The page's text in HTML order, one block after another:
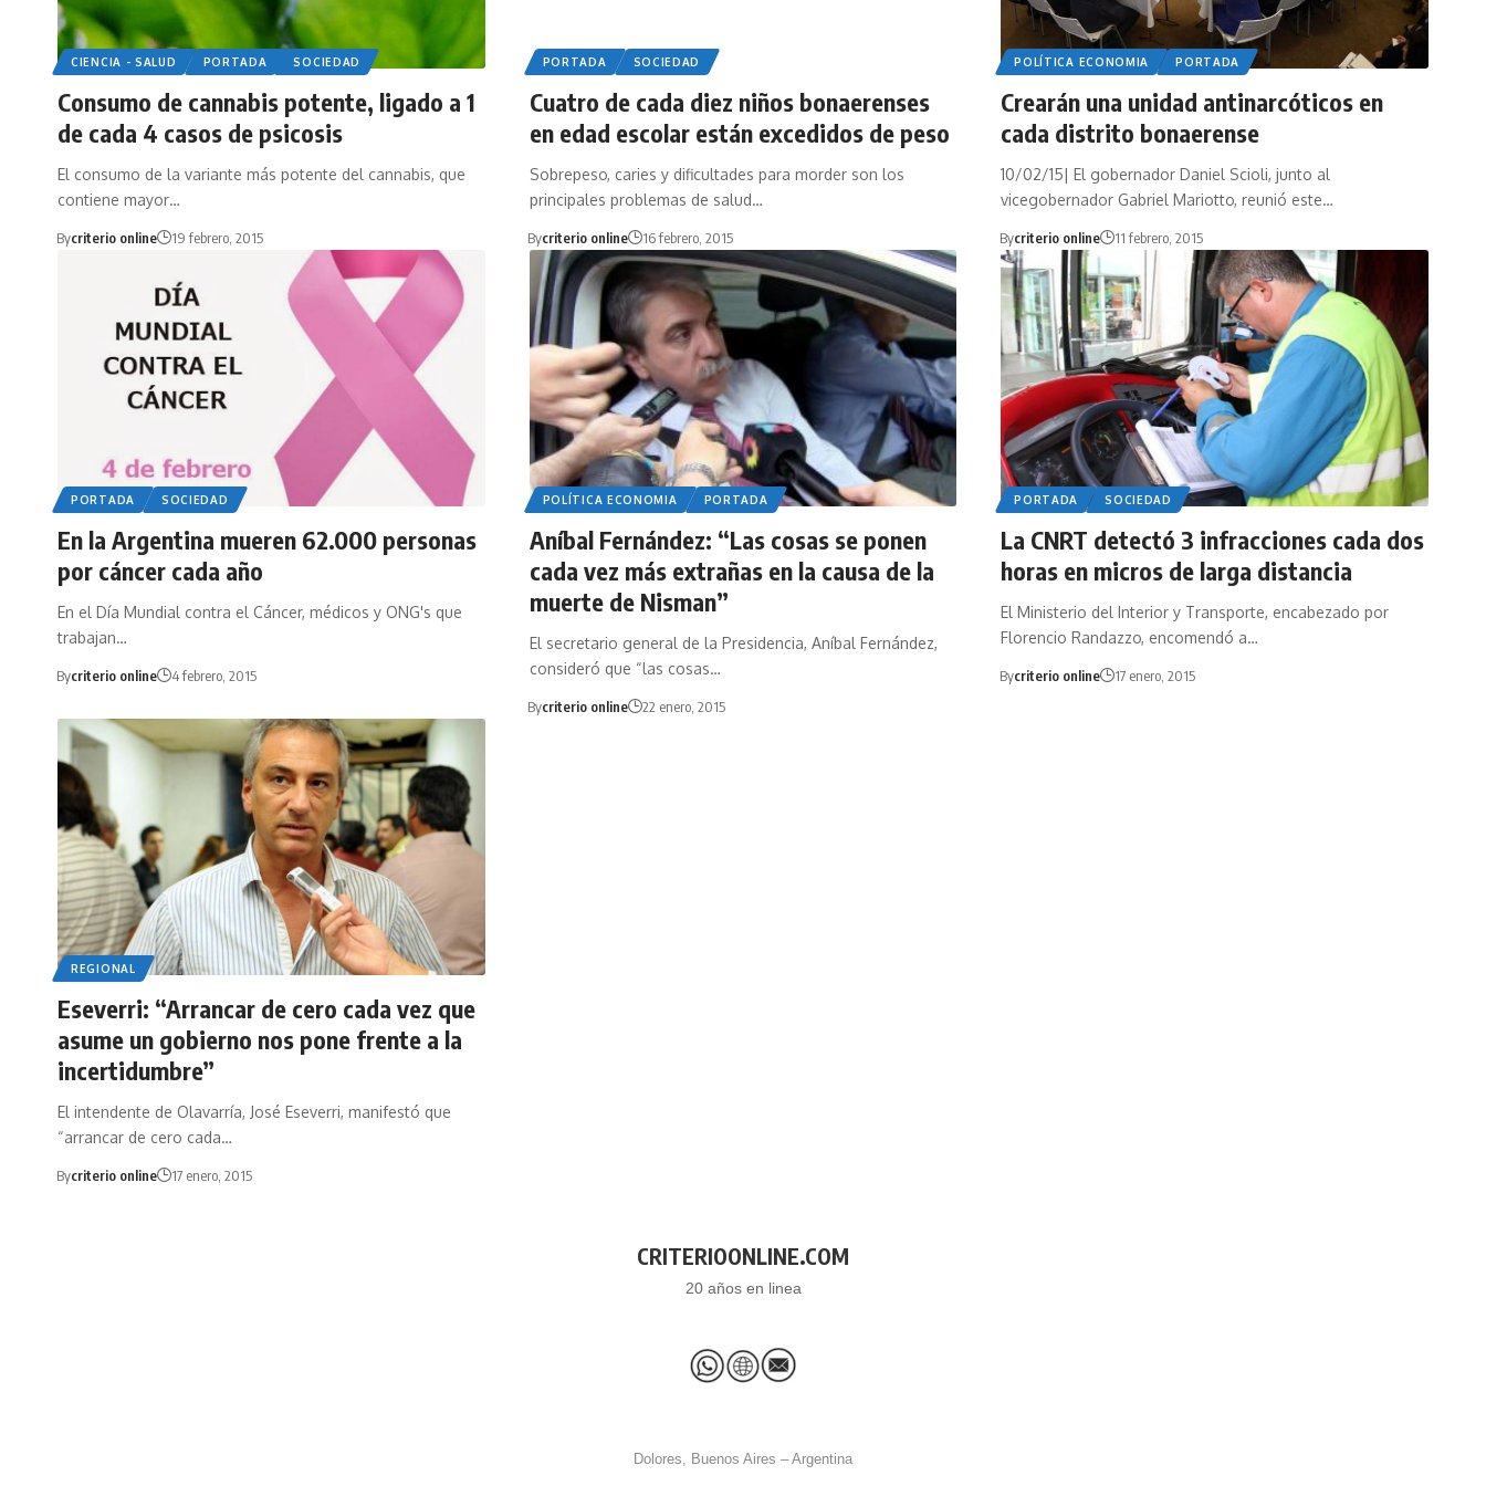
CIENCIA - SALUD PORTADA SOCIEDAD
Consumo de cannabis potente, ligado a 1
de cada 4 casos de psicosis
El consumo de la variante más potente del cannabis, que
contiene mayor…
Bycriterio online 19 febrero, 2015
PORTADA SOCIEDAD
Cuatro de cada diez niños bonaerenses
en edad escolar están excedidos de peso
Sobrepeso, caries y dificultades para morder son los
principales problemas de salud…
Bycriterio online 16 febrero, 2015
POLÍTICA ECONOMIA PORTADA
Crearán una unidad antinarcóticos en
cada distrito bonaerense
10/02/15| El gobernador Daniel Scioli, junto al
vicegobernador Gabriel Mariotto, reunió este…
Bycriterio online 11 febrero, 2015
PORTADA SOCIEDAD
En la Argentina mueren 62.000 personas
por cáncer cada año
En el Día Mundial contra el Cáncer, médicos y ONG's que
trabajan…
Bycriterio online 4 febrero, 2015
POLÍTICA ECONOMIA PORTADA
Aníbal Fernández: “Las cosas se ponen
cada vez más extrañas en la causa de la
muerte de Nisman”
El secretario general de la Presidencia, Aníbal Fernández,
consideró que “las cosas…
Bycriterio online 22 enero, 2015
PORTADA SOCIEDAD
La CNRT detectó 3 infracciones cada dos
horas en micros de larga distancia
El Ministerio del Interior y Transporte, encabezado por
Florencio Randazzo, encomendó a…
Bycriterio online 17 enero, 2015
REGIONAL
Eseverri: “Arrancar de cero cada vez que
asume un gobierno nos pone frente a la
incertidumbre”
El intendente de Olavarría, José Eseverri, manifestó que
“arrancar de cero cada…
Bycriterio online 17 enero, 2015
CRITERIOONLINE.COM
20 años en linea
Dolores, Buenos Aires – Argentina